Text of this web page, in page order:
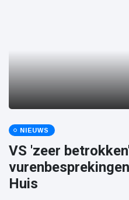
NIEUWS
VS 'zeer
Huis